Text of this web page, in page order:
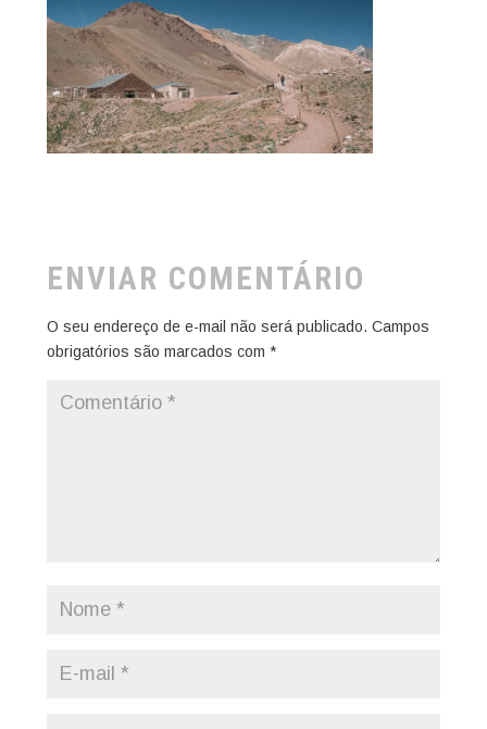
ENVIAR COMENTÁRIO
O seu endereço de e-mail não será publicado. Campos
obrigatórios são marcados com *